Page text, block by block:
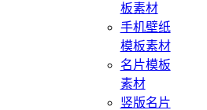
板素材
手机壁纸
模板素材
名片模板
素材
竖版名片